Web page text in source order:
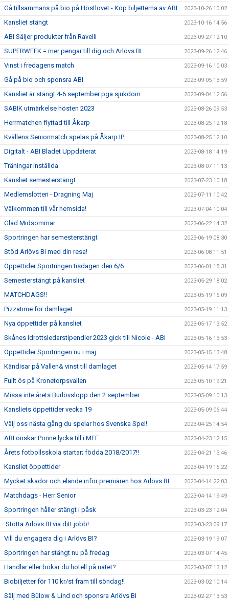
Gå tillsammans på bio på Höstlovet - Köp biljetterna av ABI 2023-10-26 10:02
Kansliet stängt 2023-10-16 14:56
ABI Säljer produkter från Ravelli 2023-09-27 12:10
SUPERWEEK = mer pengar till dig och Arlövs BI. 2023-09-26 12:46
Vinst i fredagens match 2023-09-16 10:03
Gå på bio och sponsra ABI 2023-09-05 13:59
Kansliet är stängt 4-6 september pga sjukdom 2023-09-04 12:56
SABIK utmärkelse hösten 2023 2023-08-26 09:53
Herrmatchen flyttad till Åkarp 2023-08-25 12:18
Kvällens Seniormatch spelas på Åkarp IP 2023-08-25 12:10
Digitalt - ABI Bladet Uppdaterat 2023-08-18 14:19
Träningar inställda 2023-08-07 11:13
Kansliet semesterstängt 2023-07-23 10:18
Medlemslotteri - Dragning Maj 2023-07-11 10:42
Välkommen till vår hemsida! 2023-07-04 10:04
Glad Midsommar 2023-06-22 14:32
Sportringen har semesterstängt 2023-06-19 08:30
Stöd Arlövs BI med din resa! 2023-06-08 11:51
Öppettider Sportringen tisdagen den 6/6 2023-06-01 15:31
Semesterstängt på kansliet 2023-05-29 18:02
MATCHDAGS!! 2023-05-19 16:09
Pizzatime för damlaget 2023-05-19 11:13
Nya öppettider på kansliet 2023-05-17 13:52
Skånes Idrottsledarstipendier 2023 gick till Nicole - ABI 2023-05-16 13:53
Öppettider Sportringen nu i maj 2023-05-15 13:48
Kändisar på Vallen& vinst till damlaget 2023-05-14 17:59
Fullt ös på Kronetorpsvallen 2023-05-10 19:21
Missa inte årets Burlövslopp den 2 september 2023-05-09 10:13
Kansliets öppettider vecka 19 2023-05-09 06:44
Välj oss nästa gång du spelar hos Svenska Spel! 2023-04-25 14:54
ABI önskar Ponne lycka till i MFF 2023-04-23 12:15
Årets fotbollsskola startar; födda 2018/2017!! 2023-04-21 13:46
Kansliet öppettider 2023-04-19 15:22
Mycket skador och elände inför premiären hos Arlövs BI 2023-04-14 22:03
Matchdags - Herr Senior 2023-04-14 19:49
Sportringen håller stängt i påsk 2023-03-23 12:04
Stötta Arlövs BI via ditt jobb! 2023-03-23 09:17
Vill du engagera dig i Arlövs BI? 2023-03-19 19:07
Sportringen har stängt nu på fredag 2023-03-07 14:45
Handlar eller bokar du hotell på nätet? 2023-03-07 13:12
Biobiljetter för 110 kr/st fram till söndag!! 2023-03-02 10:14
Sälj med Bülow & Lind och sponsra Arlövs BI 2023-02-27 13:53